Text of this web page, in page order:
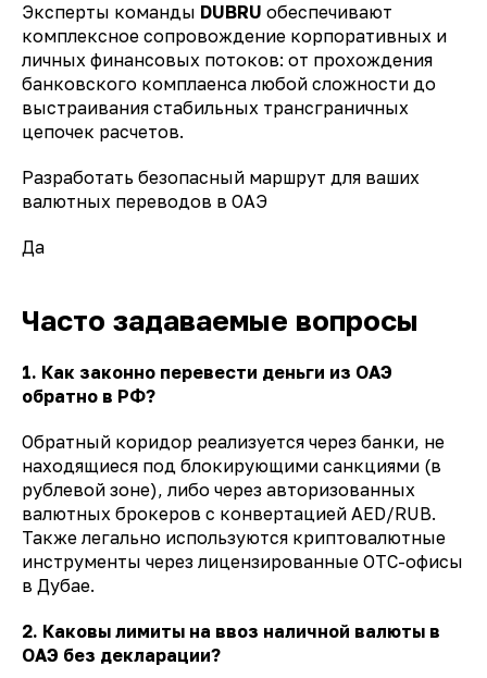
Эксперты команды DUBRU обеспечивают
комплексное сопровождение корпоративных и
личных финансовых потоков: от прохождения
банковского комплаенса любой сложности до
выстраивания стабильных трансграничных
цепочек расчетов.
Разработать безопасный маршрут для ваших
валютных переводов в ОАЭ
Да
Часто задаваемые вопросы
1. Как законно перевести деньги из ОАЭ
обратно в РФ?
Обратный коридор реализуется через банки, не
находящиеся под блокирующими санкциями (в
рублевой зоне), либо через авторизованных
валютных брокеров с конвертацией AED/RUB.
Также легально используются криптовалютные
инструменты через лицензированные OTC-офисы
в Дубае.
2. Каковы лимиты на ввоз наличной валюты в
ОАЭ без декларации?